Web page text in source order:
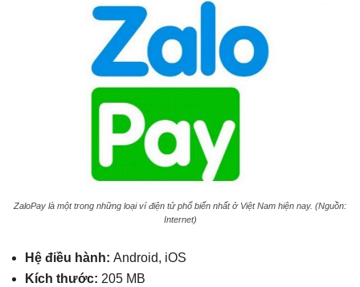
ZaloPay là một trong những loại ví điện tử phổ biến nhất ở Việt Nam hiện nay. (Nguồn:
Internet)
Hệ điều hành: Android, iOS
Kích thước: 205 MB